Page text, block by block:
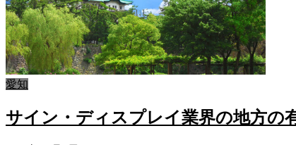
愛知
サイン・ディスプレイ業界の地方の